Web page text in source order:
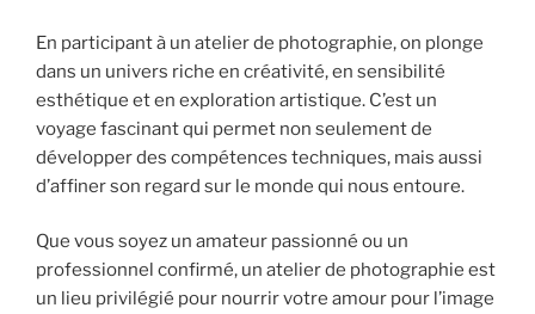
En participant à un atelier de photographie, on plonge
dans un univers riche en créativité, en sensibilité
esthétique et en exploration artistique. C’est un
voyage fascinant qui permet non seulement de
développer des compétences techniques, mais aussi
d’affiner son regard sur le monde qui nous entoure.
Que vous soyez un amateur passionné ou un
professionnel confirmé, un atelier de photographie est
un lieu privilégié pour nourrir votre amour pour l’image